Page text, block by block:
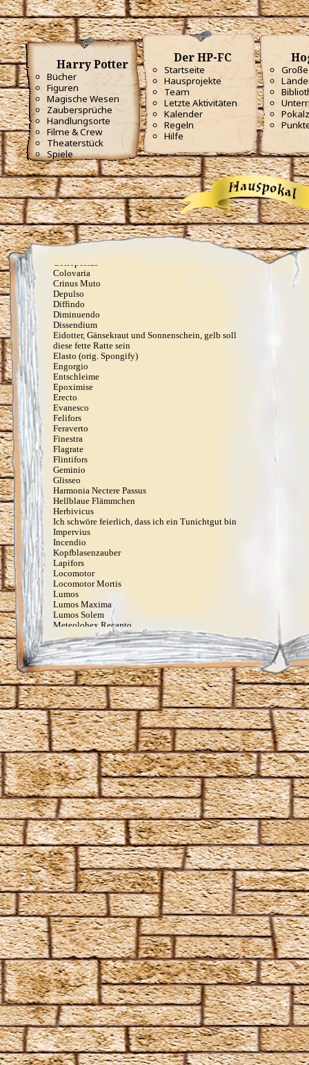
Harry Potter
Bücher
Figuren
Magische Wesen
Zaubersprüche
Handlungsorte
Filme & Crew
Theaterstück
Spiele
Der HP-FC
Startseite
Hausprojekte
Team
Letzte Aktivitäten
Kalender
Regeln
Hilfe
Alltagszauber
Aberto
Accio
Aguamenti
Alohomora
Aparecium
Appare Vestigium
Ascendio
Avensegio
Avis
Baubillious
Cantis
Carpe Retractum
Capacious Extremis
Circumrota
Colloportus
Colovaria
Crinus Muto
Depulso
Diffindo
Diminuendo
Dissendium
Eidotter, Gänsekraut und Sonnenschein, gelb soll
diese fette Ratte sein
Elasto (orig. Spongify)
Engorgio
Entschleime
Epoximise
Erecto
Evanesco
Felifors
Feraverto
Finestra
Flagrate
Flintifors
Geminio
Glisseo
Harmonia Nectere Passus
Hellblaue Flämmchen
Herbivicus
Ich schwöre feierlich, dass ich ein Tunichtgut bin
Impervius
Incendio
Kopfblasenzauber
Lapifors
Locomotor
Locomotor Mortis
Lumos
Lumos Maxima
Lumos Solem
Meteolohex Recanto
Mobilcorpus
Mobiliarbus
Molliare
Nox
Oculus Reparo
Offenbare, was in dir steckt
Orchideus
Pack
Papyrus Reparo
Periculum
Piscifors
Portaberto
Portus
Proteus
Quietus
Ratzeputz
Reducio
Reparo
Revelio
Reverte
Sonorus
Specialis revelio
Tergeo
Unbrechbarer Schwur
Unheil angerichtet
Vermillious
Volate Ascendere
Wachstumszauber
Waddiwasi
Weise mir die Richtung
Wingardium Leviosa
Zaubermolch und Kolibrigesumm, dieses Wasser sei
fortan Rum
Angriffszauber
Amnesia
Anteoculatia
Avifors
Bombarda
Bombarda Maxima
Calvorio
Colloshoo